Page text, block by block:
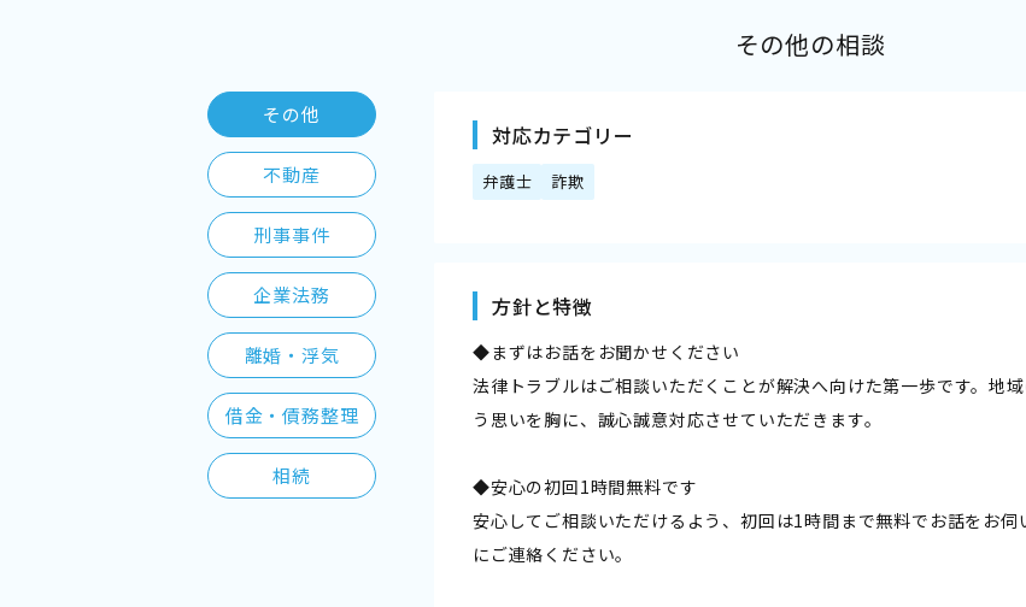
その他の相談
その他
不動産
刑事事件
企業法務
離婚・浮気
借金・債務整理
相続
対応カテゴリー
弁護士 詐欺
方針と特徴
◆まずはお話をお聞かせください
法律トラブルはご相談いただくことが解決へ向けた第一歩です。地
う思いを胸に、誠心誠意対応させていただきます。
◆安心の初回1時間無料です
安心してご相談いただけるよう、初回は1時間まで無料でお話をお
にご連絡ください。